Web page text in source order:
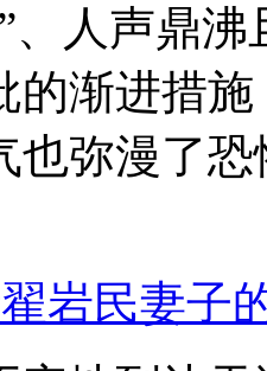
、人声鼎
的渐进措
也弥漫了
岩民妻子